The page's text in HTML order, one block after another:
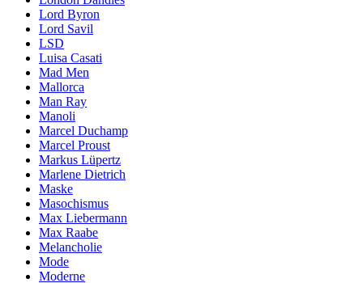
Lord Byron
Lord Savil
LSD
Luisa Casati
Mad Men
Mallorca
Man Ray
Manoli
Marcel Duchamp
Marcel Proust
Markus Lüpertz
Marlene Dietrich
Maske
Masochismus
Max Liebermann
Max Raabe
Melancholie
Mode
Moderne